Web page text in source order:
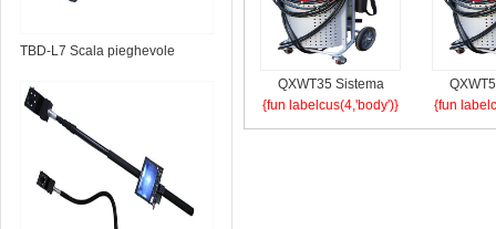
TBD-L7 Scala pieghevole
QXWT35 Sistema
water mist (carrello)
{fun labelcus(4,'body')}
water
{fun